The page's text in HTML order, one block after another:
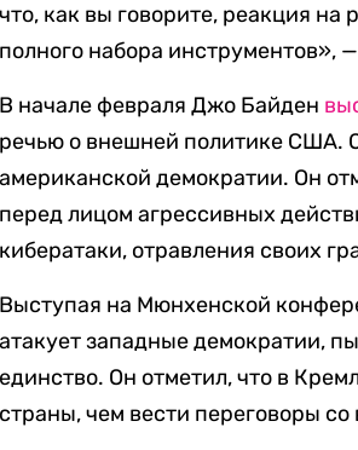
что, как вы говорите, реакция
полного набора инструментов»,
В начале февраля Джо Байден
речью о внешней политике США.
американской демократии. Он
перед лицом агрессивных
кибератаки, отравления своих
Выступая на Мюнхенской
атакует западные демократии,
единство. Он отметил, что в
страны, чем вести переговоры